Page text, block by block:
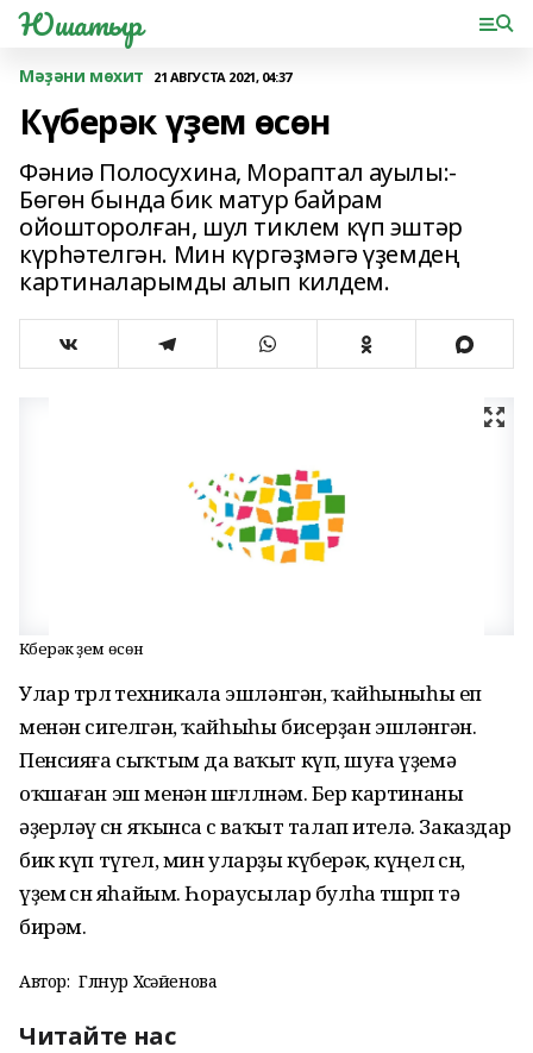
Юшатыр
Мәҙәни мөхит 21 АВГУСТА 2021, 04:37
Күберәк үҙем өсөн
Фәниә Полосухина, Мораптал ауылы:-
Бөгөн бында бик матур байрам
ойошторолған, шул тиклем күп эштәр
күрһәтелгән. Мин күргәҙмәгә үҙемдең
картиналарымды алып килдем.
Күберәк үҙем өсөн
Улар төрлө техникала эшләнгән, ҡайһыныһы еп
менән сигелгән, ҡайһыһы бисерҙан эшләнгән.
Пенсияға сыҡтым да ваҡыт күп, шуға үҙемә
оҡшаған эш менән шөғөллөнәм. Бер картинаны
әҙерләү өсөн яҡынса өс ваҡыт талап ителә. Заказдар
бик күп түгел, мин уларҙы күберәк, күңел өсөн,
үҙем өсөн яһайым. Һораусылар булһа төшөрөп тә
бирәм.
Автор: Гөлнур Хөсәйенова
Читайте нас